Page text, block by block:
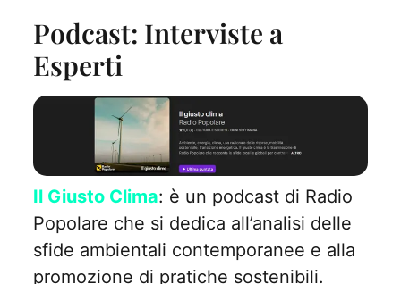
Podcast: Interviste a
Esperti
Il Giusto Clima: è un podcast di Radio
Popolare che si dedica all’analisi delle
sfide ambientali contemporanee e alla
promozione di pratiche sostenibili.